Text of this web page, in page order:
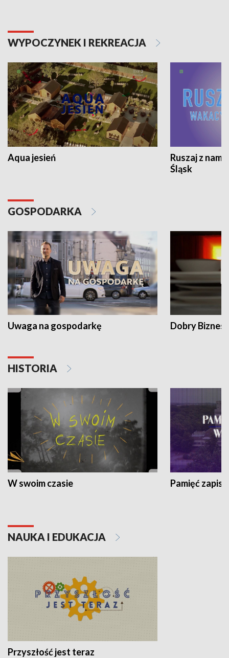
WYPOCZYNEK I REKREACJA
Aqua jesień
Ruszaj z
Śląsk
GOSPODARKA
Uwaga na gospodarkę Dobry Biznes
HISTORIA
W swoim czasie Pamięć
NAUKA I EDUKACJA
Przyszłość jest teraz